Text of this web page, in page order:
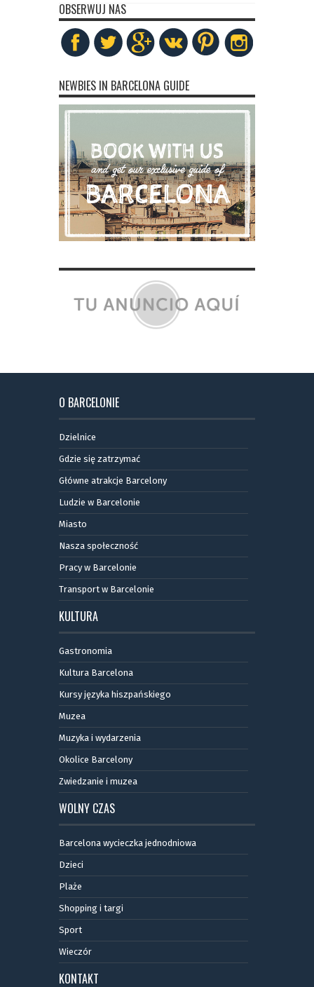
OBSERWUJ NAS
NEWBIES IN BARCELONA GUIDE
O BARCELONIE
Dzielnice
Gdzie się zatrzymać
Główne atrakcje Barcelony
Ludzie w Barcelonie
Miasto
Nasza społeczność
Pracy w Barcelonie
Transport w Barcelonie
KULTURA
Gastronomia
Kultura Barcelona
Kursy języka hiszpańskiego
Muzea
Muzyka i wydarzenia
Okolice Barcelony
Zwiedzanie i muzea
WOLNY CZAS
Barcelona wycieczka jednodniowa
Dzieci
Plaże
Shopping i targi
Sport
Wieczór
KONTAKT